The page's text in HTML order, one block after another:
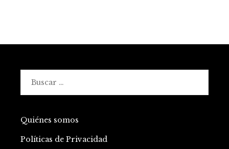
Quiénes somos
Políticas de Privacidad